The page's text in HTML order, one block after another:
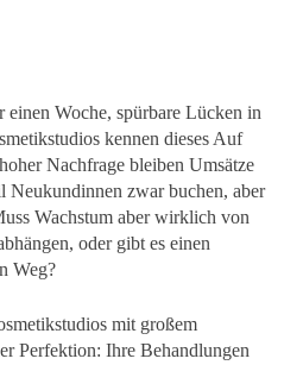
Woche, spürbare Lücken in
kennen dieses Auf
Nachfrage bleiben Umsätze
Neukundinnen zwar buchen, aber
Wachstum aber wirklich von
oder gibt es einen
Weg?
mit großem
Perfektion: Ihre Behandlungen